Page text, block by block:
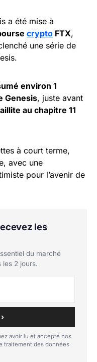
a été mise à
crypto FTX,
une série de
environ 1
Genesis, juste avant
au chapitre 11
à court terme,
avec une
pour l’avenir de
les
du marché
les 2 jours.
avoir lu et accepté nos
traitement des données